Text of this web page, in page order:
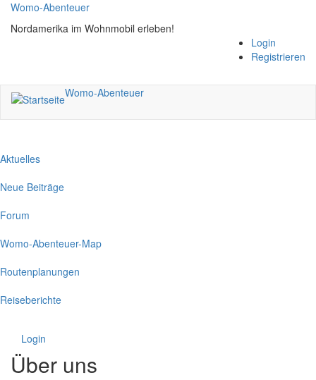
Direkt
zum
Inhalt
Womo-Abenteuer
Nordamerika im Wohnmobil erleben!
Login
Registrieren
Womo-Abenteuer
Aktuelles
Neue Beiträge
Forum
Womo-Abenteuer-Map
Routenplanungen
Reiseberichte
Login
Über uns